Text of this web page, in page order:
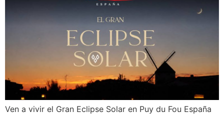
Ven a vivir el Gran Eclipse Solar en Puy du Fou España